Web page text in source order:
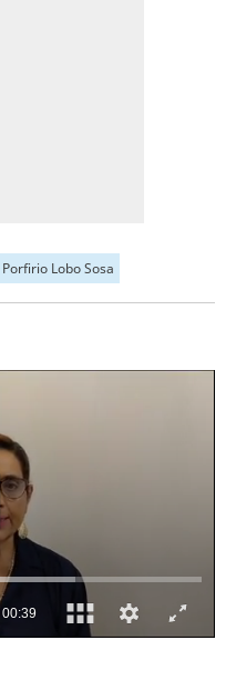
Porfirio Lobo Sosa